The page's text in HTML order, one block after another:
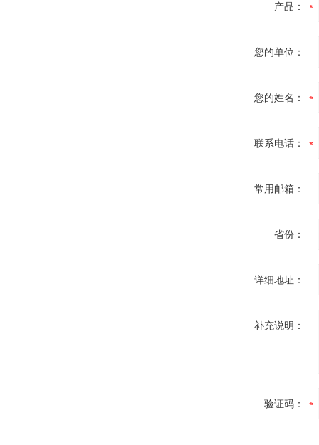
产品：
您的单位：
您的姓名：
联系电话：
常用邮箱：
省份：
详细地址：
补充说明：
验证码：